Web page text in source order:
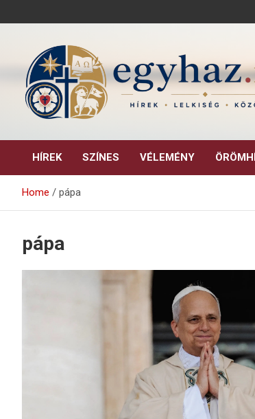
to
egyhaz.ma
HÍREK SZÍNES VÉLEMÉNY
Home pápa
pápa